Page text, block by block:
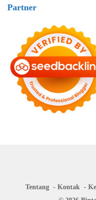
Partner
Tentang Kontak